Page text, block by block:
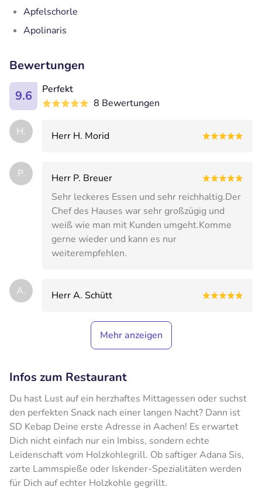
Apfelschorle
Apolinaris
Bewertungen
9.6
Perfekt
8 Bewertungen
H. Herr H. Morid
P.
Herr P. Breuer
Sehr leckeres Essen und sehr reichhaltig.Der
Chef des Hauses war sehr großzügig und
weiß wie man mit Kunden umgeht.Komme
gerne wieder und kann es nur
weiterempfehlen.
A. Herr A. Schütt
Mehr anzeigen
Infos zum Restaurant
Du hast Lust auf ein herzhaftes Mittagessen oder suchst
den perfekten Snack nach einer langen Nacht? Dann ist
SD Kebap Deine erste Adresse in Aachen! Es erwartet
Dich nicht einfach nur ein Imbiss, sondern echte
Leidenschaft vom Holzkohlegrill. Ob saftiger Adana Sis,
zarte Lammspieße oder Iskender-Spezialitäten werden
für Dich auf echter Holzkohle gegrillt.